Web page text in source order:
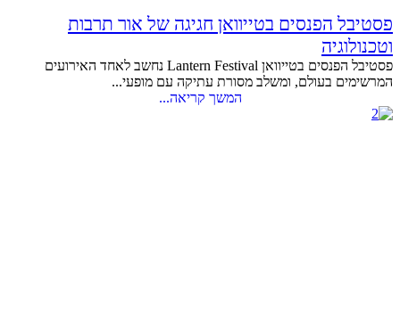
פסטיבל הפנסים בטייוואן חגיגה של אור תרבות
וטכנולוגיה
פסטיבל הפנסים בטייוואן Lantern Festival נחשב לאחד האירועים
המרשימים בעולם, ומשלב מסורת עתיקה עם מופעי...
המשך קריאה...